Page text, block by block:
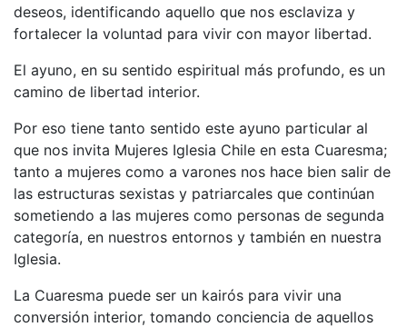
deseos, identificando aquello que nos esclaviza y
fortalecer la voluntad para vivir con mayor libertad.
El ayuno, en su sentido espiritual más profundo, es un
camino de libertad interior.
Por eso tiene tanto sentido este ayuno particular al
que nos invita Mujeres Iglesia Chile en esta Cuaresma;
tanto a mujeres como a varones nos hace bien salir de
las estructuras sexistas y patriarcales que continúan
sometiendo a las mujeres como personas de segunda
categoría, en nuestros entornos y también en nuestra
Iglesia.
La Cuaresma puede ser un kairós para vivir una
conversión interior, tomando conciencia de aquellos